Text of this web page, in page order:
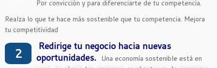
Por convicción y para diferenciarte de tu competencia.
Realza lo que te hace más sostenible que tu competencia. Mejora
tu competitividad
2
Redirige tu negocio hacia nuevas
oportunidades.
Una economía sostenible está en